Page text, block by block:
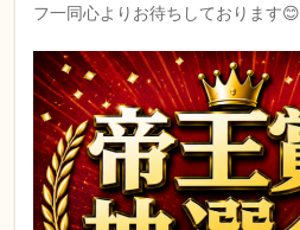
フ一同心よりお待ちしております😊